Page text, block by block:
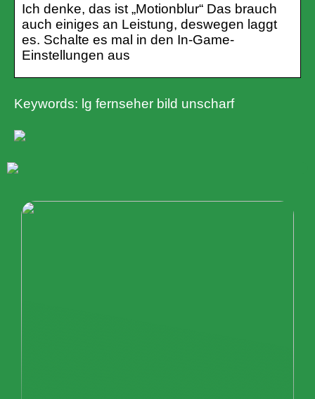
Ich denke, das ist „Motionblur“ Das brauch
auch einiges an Leistung, deswegen laggt
es. Schalte es mal in den In-Game-
Einstellungen aus
Keywords: lg fernseher bild unscharf